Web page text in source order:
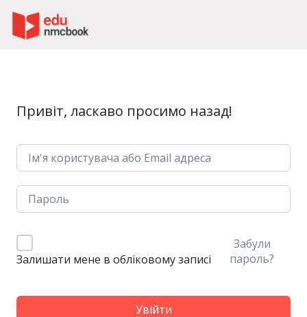
Привіт, ласкаво просимо назад!
Залишати мене в обліковому записі
Забули
пароль?
Увійти